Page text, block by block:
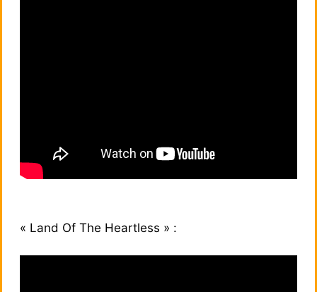
« Land Of The Heartless » :